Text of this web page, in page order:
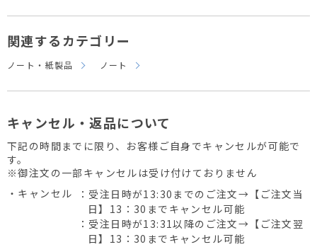
関連するカテゴリー
ノート・紙製品 ノート
キャンセル・返品について
下記の時間までに限り、お客様ご自身でキャンセルが可能で
す。
※御注文の一部キャンセルは受け付けておりません
・キャンセル
：受注日時が13:30までのご注文→【ご注文当
日】13：30までキャンセル可能
：受注日時が13:31以降のご注文→【ご注文翌
日】13：30までキャンセル可能